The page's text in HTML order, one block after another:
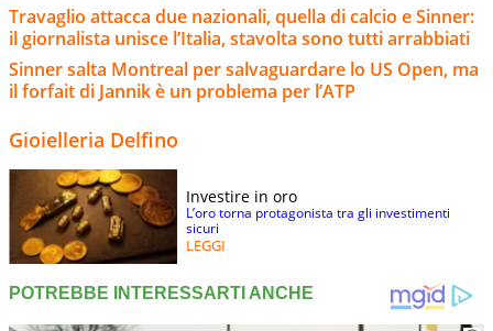
Travaglio attacca due nazionali, quella di calcio e Sinner:
il giornalista unisce l’Italia, stavolta sono tutti arrabbiati
Sinner salta Montreal per salvaguardare lo US Open, ma
il forfait di Jannik è un problema per l’ATP
Gioielleria Delfino
Investire in oro
L’oro torna protagonista tra gli investimenti
sicuri
LEGGI